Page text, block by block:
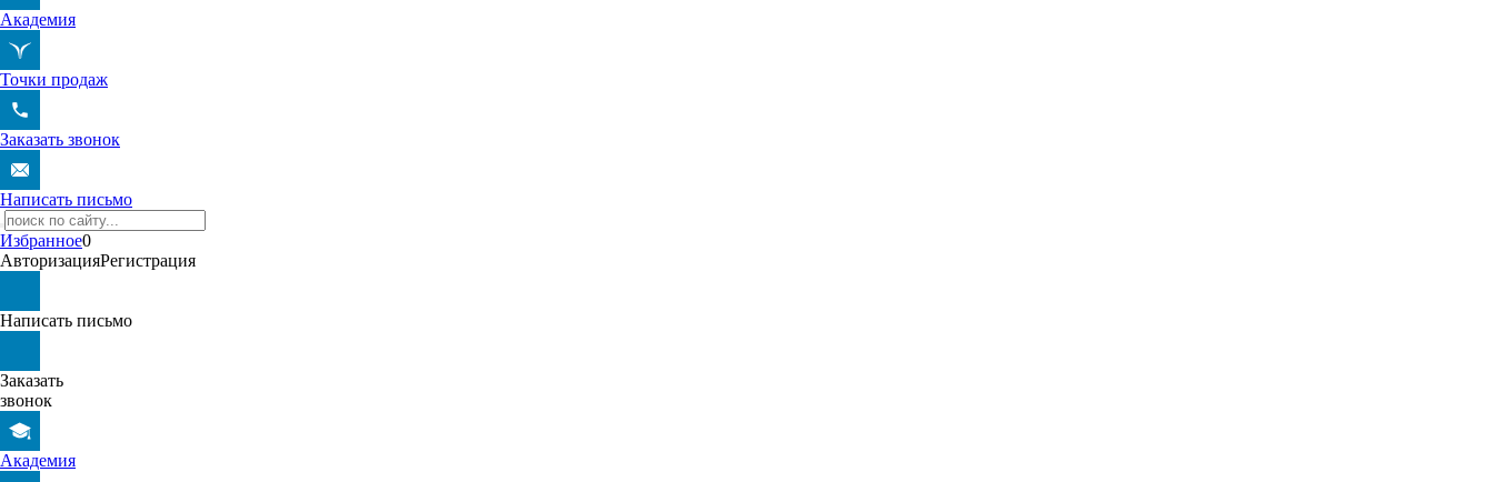
Академия
Точки продаж
Заказать звонок
Написать письмо
Избранное0
АвторизацияРегистрация
Написать письмо
Заказать
звонок
Академия